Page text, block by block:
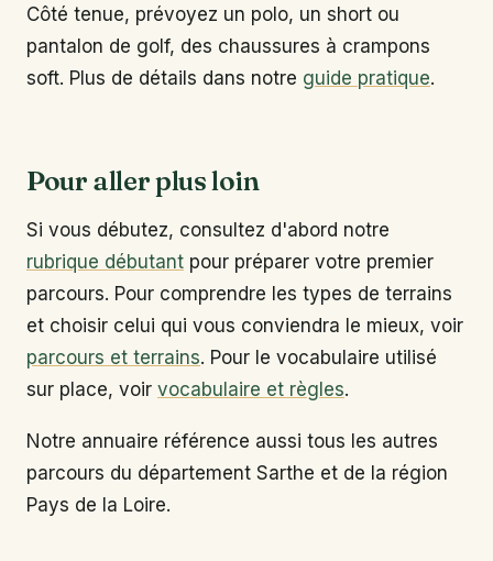
Côté tenue, prévoyez un polo, un short ou
pantalon de golf, des chaussures à crampons
soft. Plus de détails dans notre guide pratique.
Pour aller plus loin
Si vous débutez, consultez d'abord notre
rubrique débutant pour préparer votre premier
parcours. Pour comprendre les types de terrains
et choisir celui qui vous conviendra le mieux, voir
parcours et terrains. Pour le vocabulaire utilisé
sur place, voir vocabulaire et règles.
Notre annuaire référence aussi tous les autres
parcours du département Sarthe et de la région
Pays de la Loire.